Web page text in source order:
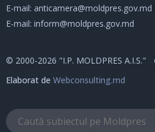
E-mail: anticamera@moldpres.gov.md
E-mail: inform@moldpres.gov.md
© 2000-2026 "I.P. MOLDPRES A.I.S."
Elaborat de Webconsulting.md